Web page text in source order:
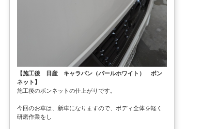
【施工後 日産 キャラバン（パールホワイト） ボン
ネット】
施工後のボンネットの仕上がりです。
今回のお車は、新車になりますので、ボディ全体を軽く
研磨作業をし